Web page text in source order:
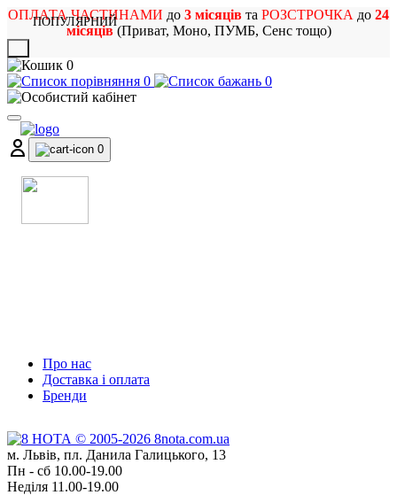
ОПЛАТА ЧАСТИНАМИ до 3 місяців та РОЗСТРОЧКА до 24
місяців(Приват, Моно, ПУМБ, Сенс тощо)
0
0
0
0
Про нас
Доставка і оплата
Бренди
м. Львів, пл. Данила Галицького, 13
Пн - сб 10.00-19.00
Неділя 11.00-19.00
ПОПУЛЯРНИЙ